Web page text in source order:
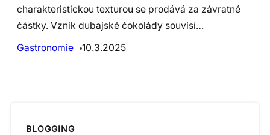
charakteristickou texturou se prodává za závratné
částky. Vznik dubajské čokolády souvisí…
Gastronomie
10.3.2025
BLOGGING